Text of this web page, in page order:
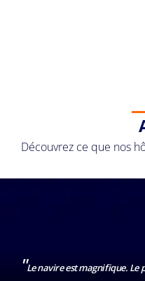
Découvrez ce que nos
"Le navire est magnifique. Le